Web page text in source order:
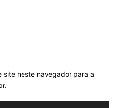
site neste navegador para a